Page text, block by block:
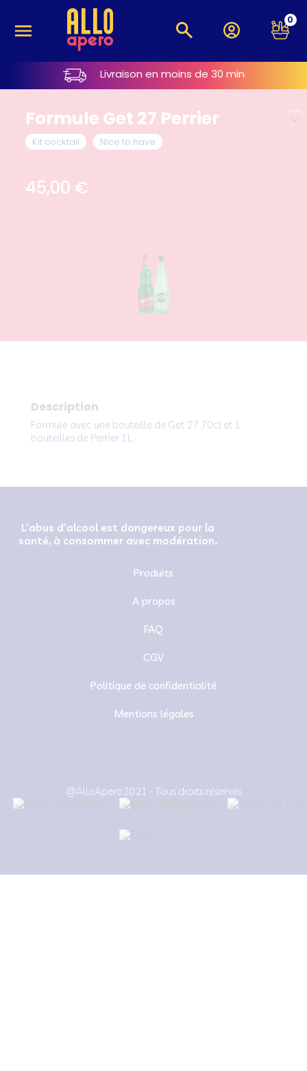
0
Livraison en moins de 30 min
Formule Get 27 Perrier
Kit cocktail Nice to have
45,00 €
Description
Formule avec une bouteille de Get 27 70cl et 1
bouteilles de Perrier 1L.
L’abus d’alcool est dangereux pour la
santé, à consommer avec modération.
Produits
A propos
FAQ
CGV
Politique de confidentialité
Mentions légales
@AlloApero2021 - Tous droits réservés